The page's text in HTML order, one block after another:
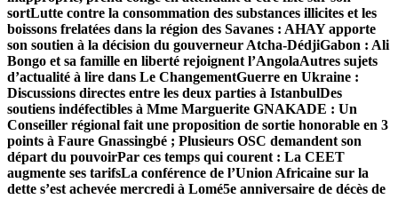
sortLutte contre la consommation des substances illicites et les
boissons frelatées dans la région des Savanes : AHAY apporte
son soutien à la décision du gouverneur Atcha-DédjiGabon : Ali
Bongo et sa famille en liberté rejoignent l’AngolaAutres sujets
d’actualité à lire dans Le ChangementGuerre en Ukraine :
Discussions directes entre les deux parties à IstanbulDes
soutiens indéfectibles à Mme Marguerite GNAKADE : Un
Conseiller régional fait une proposition de sortie honorable en 3
points à Faure Gnassingbé ; Plusieurs OSC demandent son
départ du pouvoirPar ces temps qui courent : La CEET
augmente ses tarifsLa conférence de l’Union Africaine sur la
dette s’est achevée mercredi à Lomé5e anniversaire de décès de